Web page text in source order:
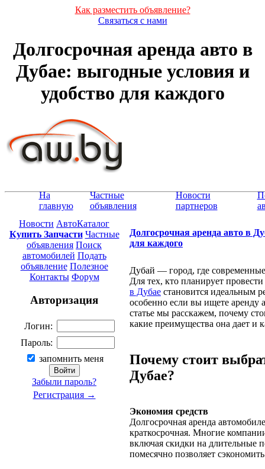
Как разместить объявление?
Связаться с нами
Долгосрочная аренда авто в
Дубае: выгодные условия и
удобство для каждого
На
главную
Частные
объявления
Новости
партнеров
Новости АвтоКаталог
Купить Запчасти Частные
объявления Поиск
автомобилей Подать
объявление Полезное
Контакты Форум
Авторизация
Логин:
Пароль:
запомнить меня
Забыли пароль?
Регистрация →
Долгосрочная аренда авто в
для каждого
Дубай — город, где
Для тех, кто планирует
в Дубае становится идеальным
особенно если вы ищете аренду
статье мы расскажем, почему
какие преимущества она дает и
Почему стоит
Дубае?
Экономия средств
Долгосрочная аренда
краткосрочная. Многие
включая скидки на длительные
помесячно позволяет